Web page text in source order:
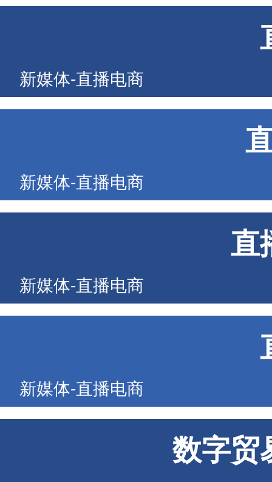
新媒体-直播电商
新媒体-直播电商
直
新媒体-直播电商
新媒体-直播电商
数字贸